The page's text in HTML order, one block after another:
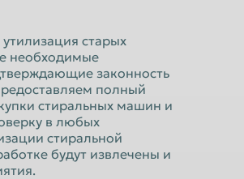
Новокузнецк
старых
необходимые
законность
полный
стиральных машин и
в любых
стиральной
будут извлечены и